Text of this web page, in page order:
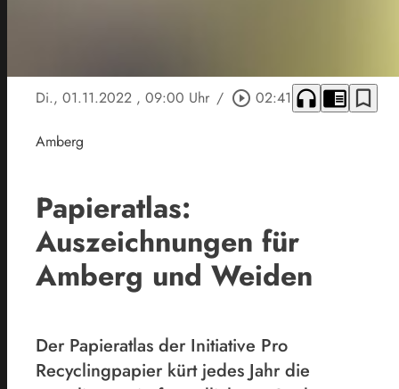
Di., 01.11.2022 , 09:00 Uhr / play_circle_outline 02:41 headphones chrome_reader_mode bookmark_border
Amberg
Papieratlas:
Auszeichnungen für
Amberg und Weiden
Der Papieratlas der Initiative Pro
Recyclingpapier kürt jedes Jahr die